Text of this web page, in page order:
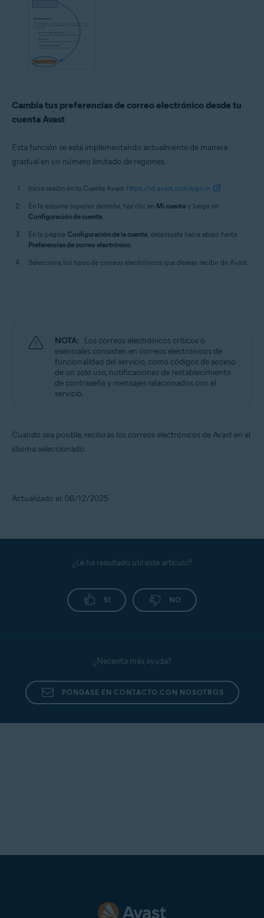
Cambia tus preferencias de correo electrónico desde tu
cuenta Avast
Esta función se está implementando actualmente de manera
gradual en un número limitado de regiones.
Inicia sesión en tu Cuenta Avast: https://id.avast.com/sign-in
En la esquina superior derecha, haz clic en Mi cuenta y luego en
Configuración de cuenta
En la página Configuración de la cuenta , desplázate hacia abajo hasta
Preferencias de correo electrónico
Selecciona los tipos de correos electrónicos que deseas recibir de Avast.
NOTA: Los correos electrónicos críticos o
esenciales consisten en correos electrónicos de
funcionalidad del servicio, como códigos de acceso
de un solo uso, notificaciones de restablecimiento
de contraseña y mensajes relacionados con el
servicio.
Cuando sea posible, recibirás los correos electrónicos de Avast en el
idioma seleccionado.
Actualizado el: 08/12/2025
¿Le ha resultado útil este artículo?
SÍ NO
¿Necesita más ayuda?
PÓNGASE EN CONTACTO CON NOSOTROS